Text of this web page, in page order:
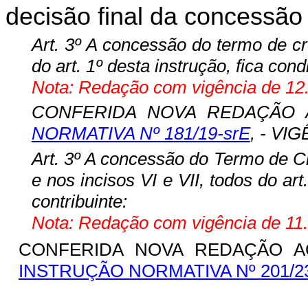
decisão final da
Art. 3º A concessão do termo de
do art. 1º desta instrução, fica
Nota: Redação com vigência de
CONFERIDA NOVA
NORMATIVA Nº 181/19-srE, -
Art. 3º A concessão do Termo de
e nos incisos VI e VII, todos do
contribuinte:
Nota: Redação com vigência de
CONFERIDA NOVA REDAÇÃO
INSTRUÇÃO NORMATIVA Nº 201/